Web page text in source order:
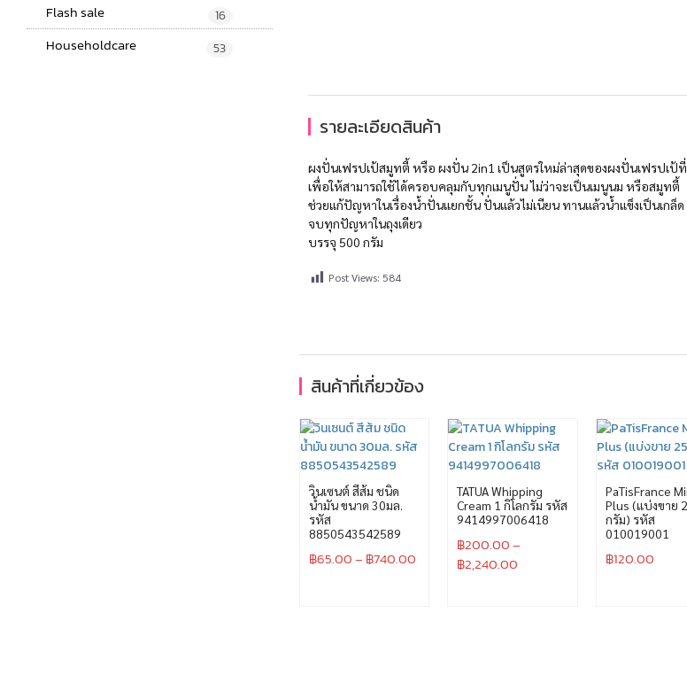
Flash sale 16
Householdcare 53
รายละเอียดสินค้า
ผงปั่นเฟรปเป้สมูทตี้ หรือ ผงปั่น 2in1 เป็นสูตรใหม่ล่าสุดของผงปั่นเฟรปเ
เพื่อให้สามารถใช้ได้ครอบคลุมกับทุกเมนูปั่น ไม่ว่าจะเป็นเมนูนม หรือสมูทตี้
ช่วยแก้ปัญหาในเรื่องน้ำปั่นแยกชั้น ปั่นแล้วไม่เนียน ทานแล้วน้ำแข็งเป็นเกล็ด
จบทุกปัญหาในถุงเดียว
บรรจุ 500 กรัม
Post Views: 584
สินค้าที่เกี่ยวข้อง
วินเซนต์ สีส้ม ชนิด
น้ำมัน ขนาด 30มล.
รหัส
8850543542589
฿65.00– ฿740.00
TATUA Whipping
Cream 1 กิโลกรัม รหัส
9414997006418
฿200.00–
฿2,240.00
PaTisFrance
Plus (แบ่งขาย
กรัม) รหัส
010019001
฿120.00